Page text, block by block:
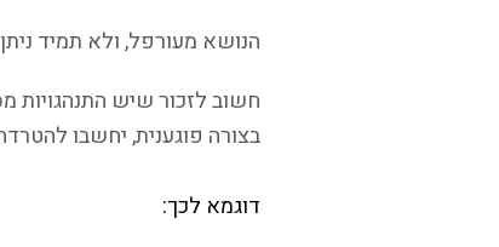
הנושא מעורפל, ולא תמיד
חשוב לזכור שיש התנהגויות
בצורה פוגענית, יחשבו
דוגמא לכך: